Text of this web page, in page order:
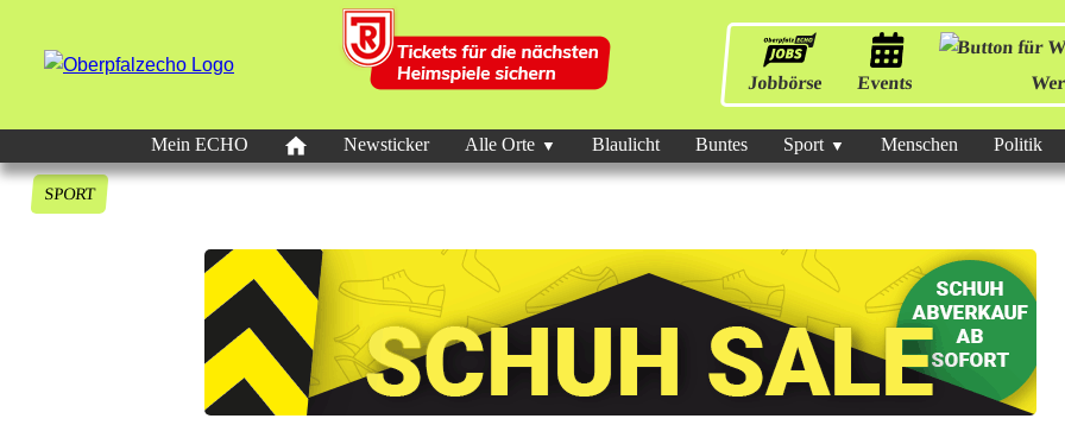
Jobbörse Events
Mein ECHO Newsticker Alle Orte Blaulicht Buntes Sport Menschen Politik
SPORT